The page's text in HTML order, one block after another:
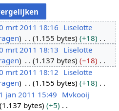
mrt 2011 18:16 Liselotte
1.155 bytes
+18
mrt 2011 18:13 Liselotte
1.137 bytes
−18
mrt 2011 18:12 Liselotte
1.155 bytes
+18
jan 2011 15:49
Mvkooij
1.137 bytes
+5